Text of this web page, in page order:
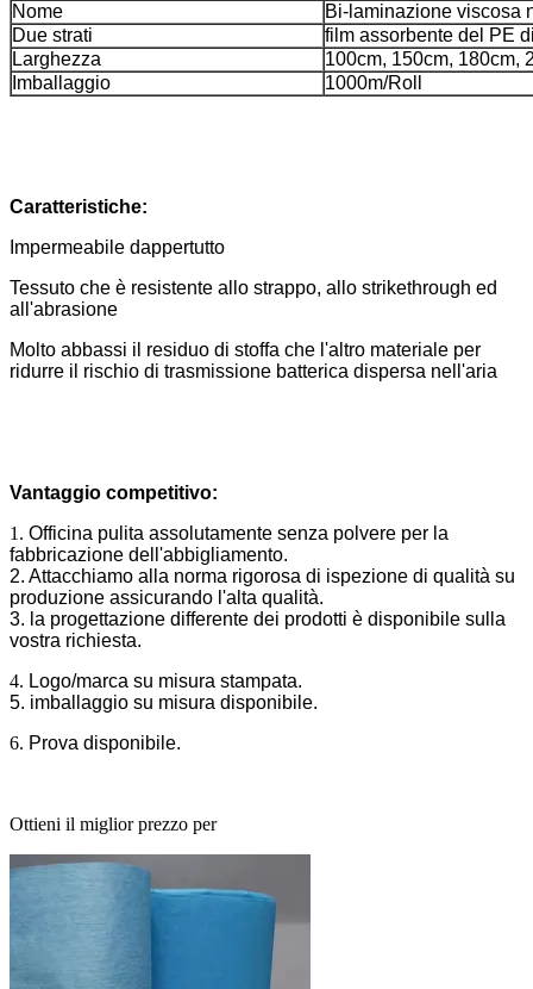
Nome
Bi-laminazione viscosa
Due strati
film assorbente del PE
Larghezza
100cm, 150cm, 180cm,
Imballaggio
1000m/Roll
Caratteristiche:
Impermeabile dappertutto
Tessuto che è resistente allo strappo, allo strikethrough ed
all'abrasione
Molto abbassi il residuo di stoffa che l'altro materiale per
ridurre il rischio di trasmissione batterica dispersa nell'aria
Vantaggio competitivo:
1. Officina pulita assolutamente senza polvere per la
fabbricazione dell'abbigliamento.
2. Attacchiamo alla norma rigorosa di ispezione di qualità su
produzione assicurando l'alta qualità.
3. la progettazione differente dei prodotti è disponibile sulla
vostra richiesta.
4. Logo/marca su misura stampata.
5. imballaggio su misura disponibile.
6. Prova disponibile.
Ottieni il miglior prezzo per